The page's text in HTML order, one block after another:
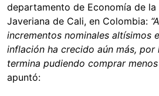
departamento de Economía de la
Javeriana de Cali, en Colombia:
incrementos nominales altísimos
inflación ha crecido aún más, por
termina pudiendo comprar
apuntó: